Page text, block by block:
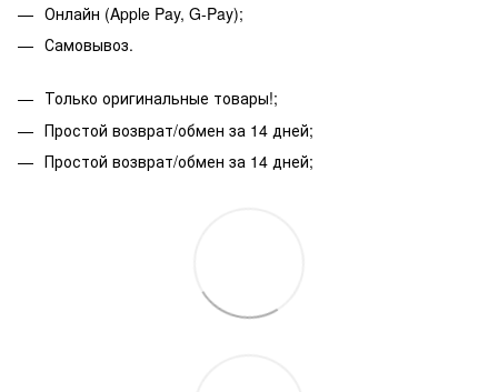
Онлайн (Apple Pay, G-Pay);
Самовывоз.
Только оригинальные товары!;
Простой возврат/обмен за 14 дней;
Простой возврат/обмен за 14 дней;